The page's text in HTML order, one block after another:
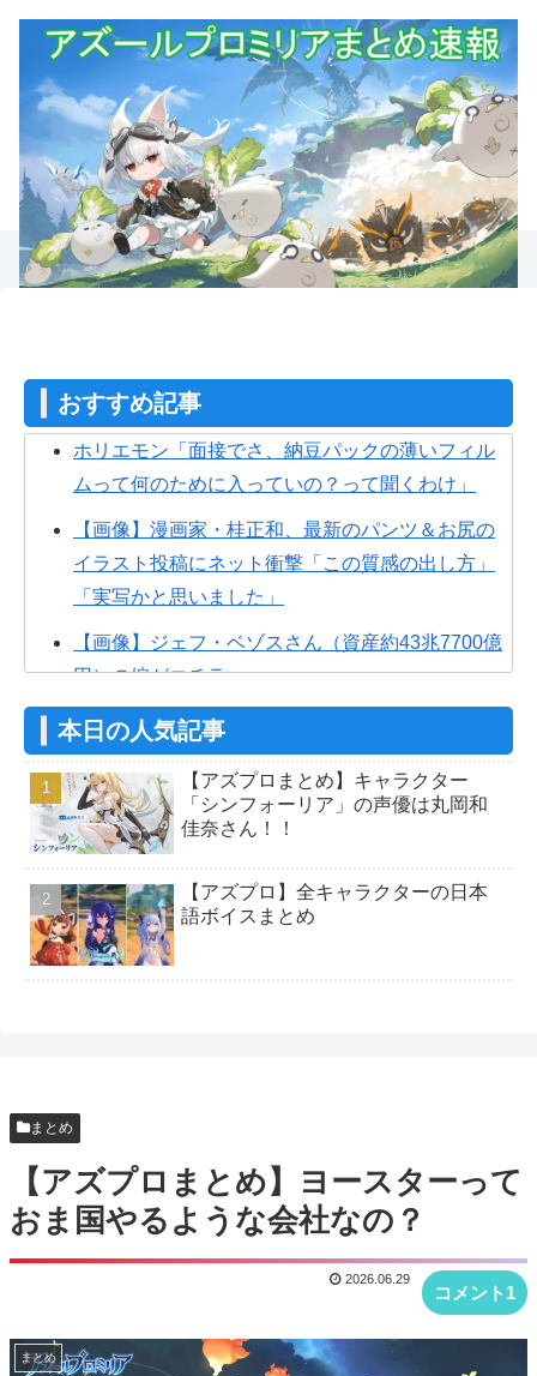
おすすめ記事
ホリエモン「面接でさ、納豆パックの薄いフィル
ムって何のために入っていの？って聞くわけ」
【画像】漫画家・桂正和、最新のパンツ＆お尻の
イラスト投稿にネット衝撃「この質感の出し方」
「実写かと思いました」
【画像】ジェフ・ベゾスさん（資産約43兆7700億
円）の嫁がコチラｗｗｗｗｗ
【画像】山ガールさん、山でラーメンを食べたら
おじさんに怒られるｗｗｗ
【悲報】ライザさん、お●ぱいを触られてしまうｗ
ｗｗｗｗｗｗｗ
【アズプロ】公式的にこのエルフっ娘（シンフォ
ーリア）ってどういう立ち位置なん？
【アズプロ】共同CEOの公式インタビュー！独自
【アズプロ】結構広告出してるから今年中には来
【アズプロまとめ】本国のCBT3事前DLが9月8日
から それまで特に新情報とかはなさそうだな
【アズプロ】ソシャゲってなんで誰も望んでない
【アズプロ】中国版CBT3、最適化が進んでる件 推
本日の人気記事
【アズプロまとめ】キャラクター
「シンフォーリア」の声優は丸岡和
佳奈さん！！
【アズプロ】全キャラクターの日本
語ボイスまとめ
まとめ
【アズプロまとめ】ヨースターって
おま国やるような会社なの？
コメント1
2026.06.29
まとめ